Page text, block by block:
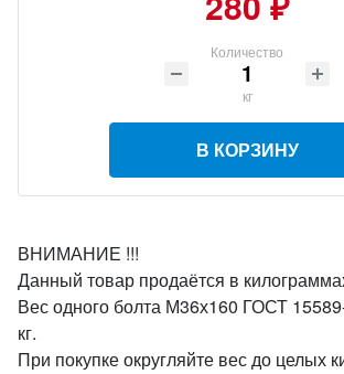
Количество
кг
В КОРЗИНУ
ВНИМАНИЕ !!!
Данный товар продаётся в
Вес одного болта М36х160 ГОСТ
кг.
При покупке округляйте вес до целых